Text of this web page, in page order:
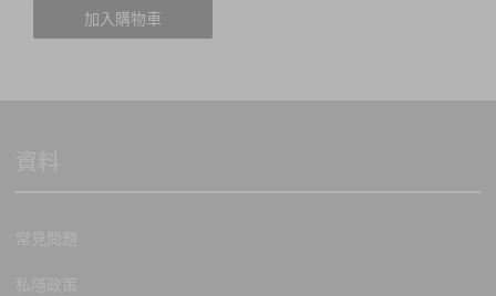
加入購物車